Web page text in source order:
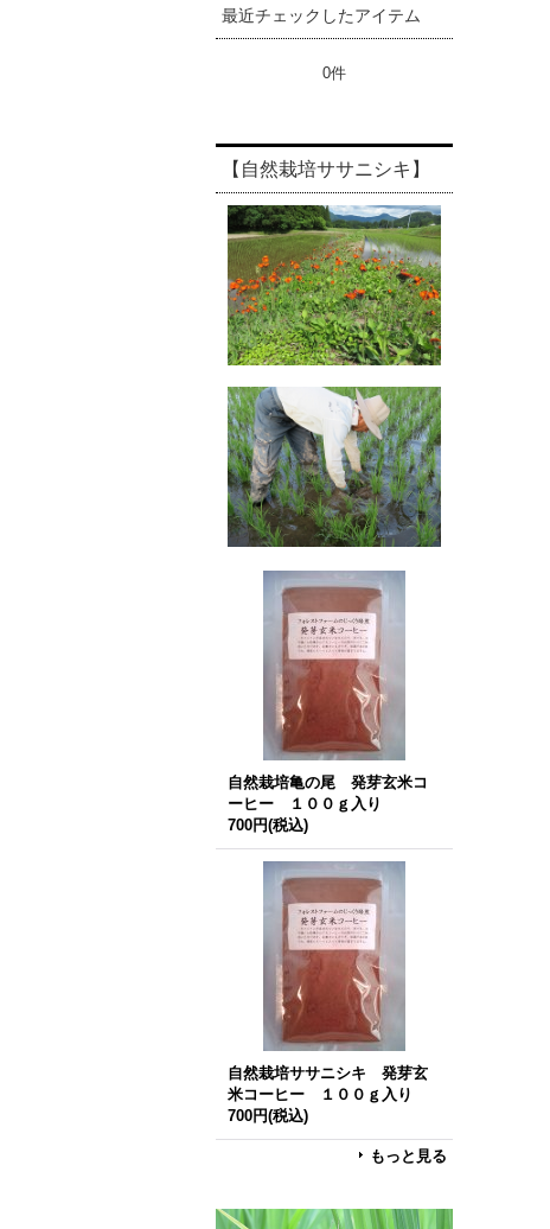
最近チェックしたアイテム
0件
【自然栽培ササニシキ】
自然栽培亀の尾 発芽玄米コ
ーヒー １００ｇ入り
700円(税込)
自然栽培ササニシキ 発芽玄
米コーヒー １００ｇ入り
700円(税込)
もっと見る